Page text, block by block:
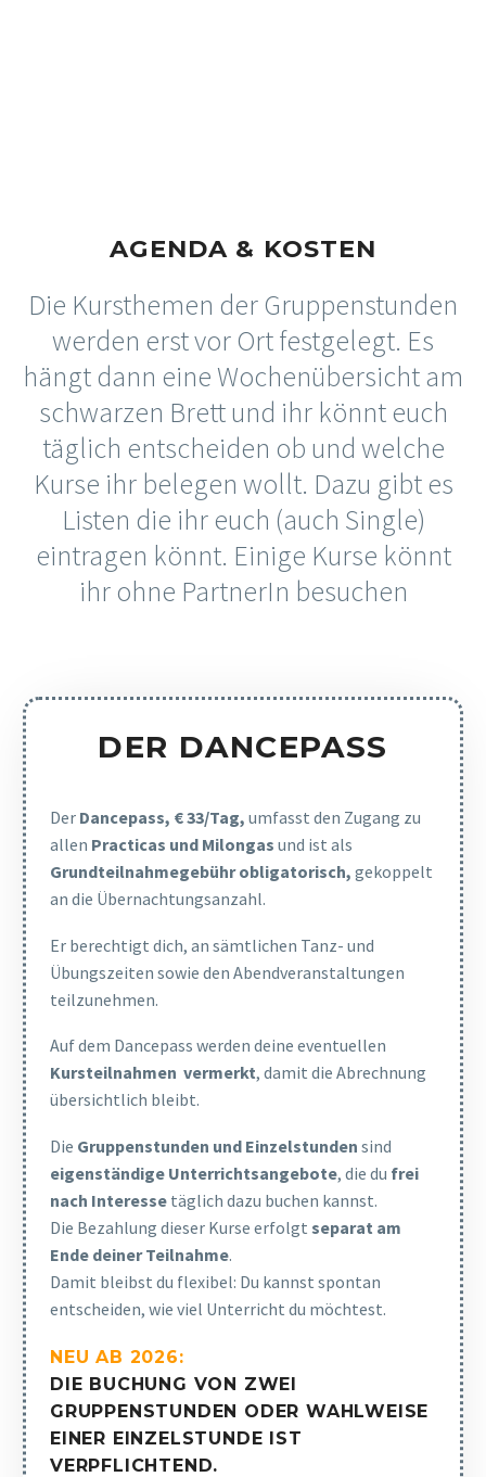
AGENDA & KOSTEN
Die Kursthemen der Gruppenstunden
werden erst vor Ort festgelegt. Es
hängt dann eine Wochenübersicht am
schwarzen Brett und ihr könnt euch
täglich entscheiden ob und welche
Kurse ihr belegen wollt. Dazu gibt es
Listen die ihr euch (auch Single)
eintragen könnt. Einige Kurse könnt
ihr ohne PartnerIn besuchen
DER DANCEPASS
Der Dancepass, € 33/Tag, umfasst den Zugang zu
allen Practicas und Milongas und ist als
Grundteilnahmegebühr obligatorisch, gekoppelt
an die Übernachtungsanzahl.
Er berechtigt dich, an sämtlichen Tanz- und
Übungszeiten sowie den Abendveranstaltungen
teilzunehmen.
Auf dem Dancepass werden deine eventuellen
Kursteilnahmen vermerkt, damit die Abrechnung
übersichtlich bleibt.
Die Gruppenstunden und Einzelstunden sind
eigenständige Unterrichtsangebote, die du frei
nach Interesse täglich dazu buchen kannst.
Die Bezahlung dieser Kurse erfolgt separat am
Ende deiner Teilnahme.
Damit bleibst du flexibel: Du kannst spontan
entscheiden, wie viel Unterricht du möchtest.
NEU AB 2026:
DIE BUCHUNG VON ZWEI
GRUPPENSTUNDEN ODER WAHLWEISE
EINER EINZELSTUNDE IST
VERPFLICHTEND.